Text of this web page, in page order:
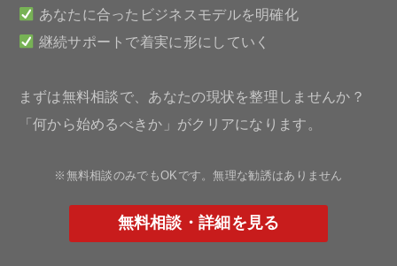
あなたに合ったビジネスモデルを明確化
継続サポートで着実に形にしていく
まずは無料相談で、あなたの現状を整理しませんか？
「何から始めるべきか」がクリアになります。
※無料相談のみでもOKです。無理な勧誘はありません
無料相談・詳細を見る